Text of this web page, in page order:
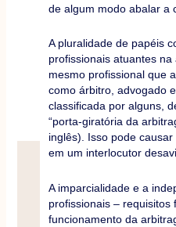
de algum modo abalar a
A pluralidade de papéis
profissionais atuantes
mesmo profissional que
como árbitro, advogado
classificada por alguns,
“porta-giratória da
inglês). Isso pode
em um interlocutor
A imparcialidade e a
profissionais – requisitos
funcionamento da